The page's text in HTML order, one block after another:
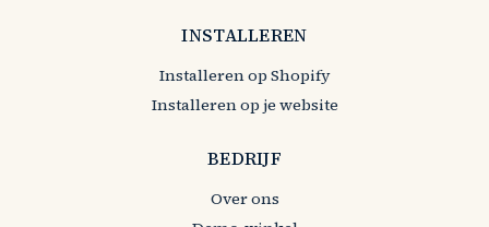
INSTALLEREN
Installeren op Shopify
Installeren op je website
BEDRIJF
Over ons